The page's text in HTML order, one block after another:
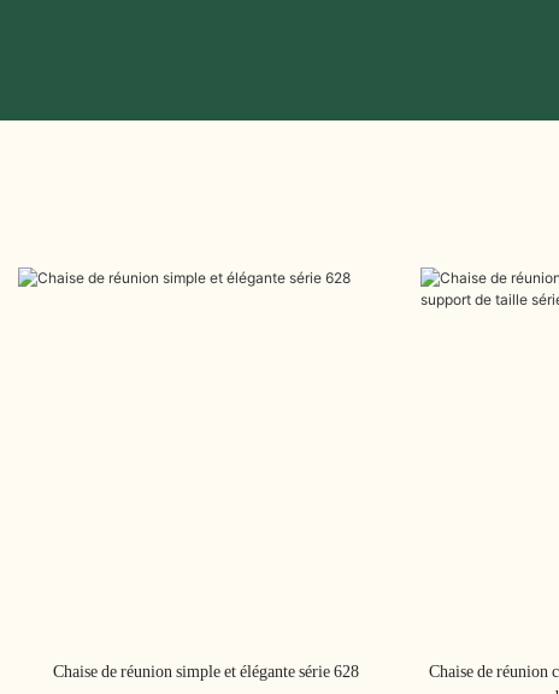
Chaise de réunion simple et élégante série 628
Chaise de réunion